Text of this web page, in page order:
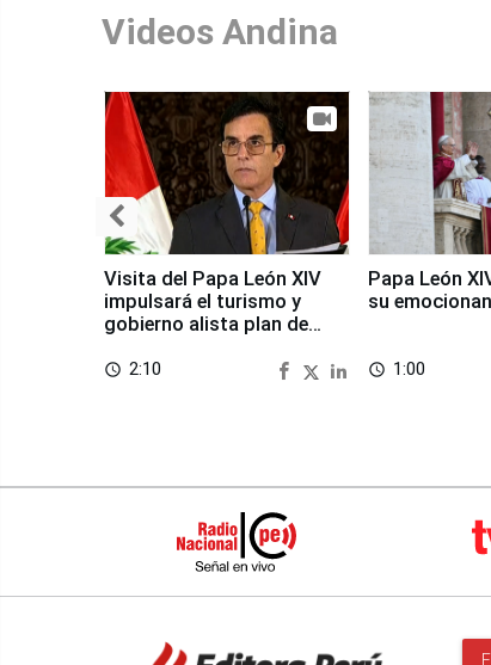
Videos Andina
Visita del Papa León XIV
impulsará el turismo y
gobierno alista plan de
access_time 2:10
Papa León
su
access_time 1:00